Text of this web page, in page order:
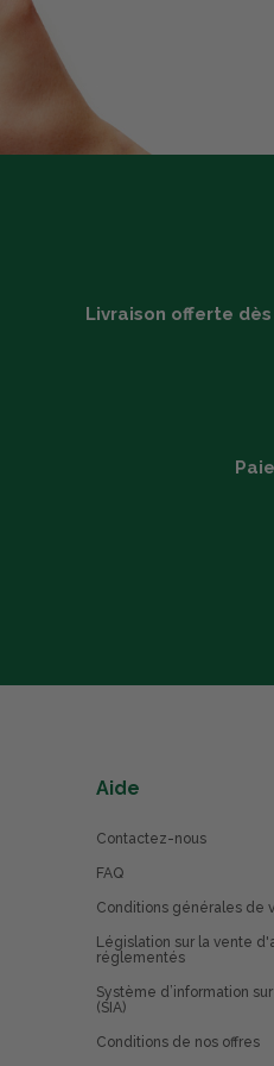
Livraison offerte
Aide
Contactez-nous
FAQ
Conditions générales de
Législation sur la vente
réglementés
Système d’information
(SIA)
Conditions de nos offres